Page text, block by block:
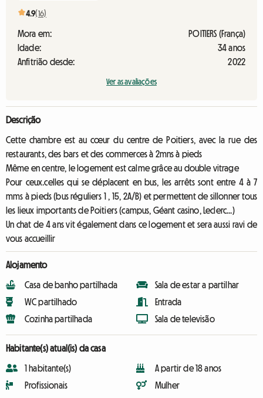
4.9(16)
Mora em:
POITIERS (França)
Idade:
34 anos
Anfitrião desde:
2022
Ver as avaliações
Descrição
Cette chambre est au cœur du centre de Poitiers, avec la rue des
restaurants, des bars et des commerces à 2mns à pieds
Même en centre, le logement est calme grâce au double vitrage
Pour ceux.celles qui se déplacent en bus, les arrêts sont entre 4 à 7
mms à pieds (bus réguliers 1 , 15, 2A/B) et permettent de sillonner tous
les lieux importants de Poitiers (campus, Géant casino, Leclerc...)
Un chat de 4 ans vit également dans ce logement et sera aussi ravi de
vous accueillir
Alojamento
Casa de banho partilhada
WC partilhado
Cozinha partilhada
Sala de estar a partilhar
Entrada
Sala de televisão
Habitante(s) atual(is) da casa
1 habitante(s)
Profissionais
A partir de 18 anos
Mulher